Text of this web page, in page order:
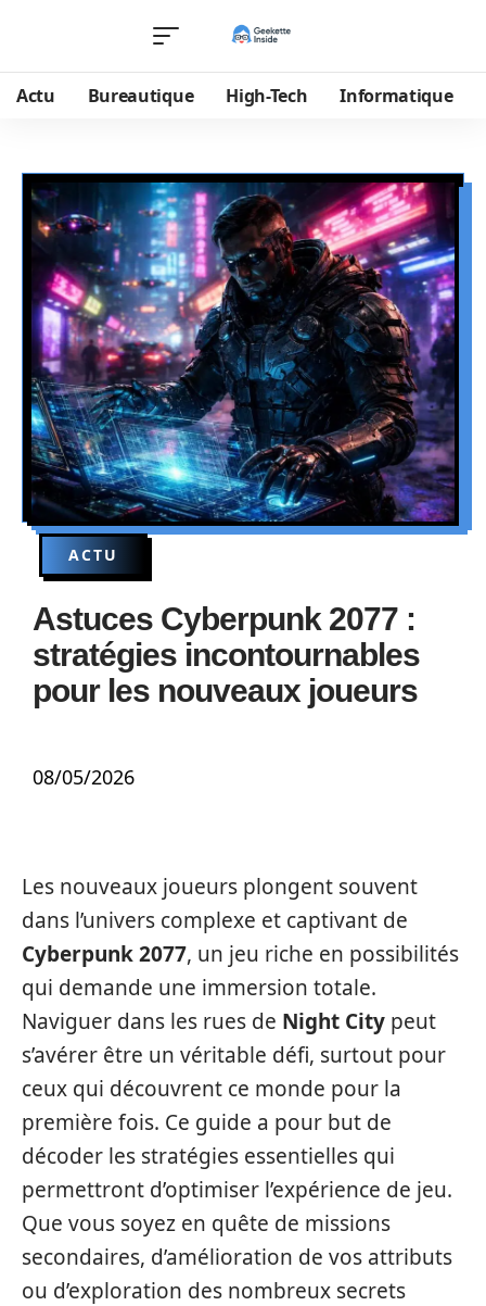
Actu Bureautique High-Tech Informatique
ACTU
Astuces Cyberpunk 2077 :
stratégies incontournables
pour les nouveaux joueurs
08/05/2026
Les nouveaux joueurs plongent souvent
dans l’univers complexe et captivant de
Cyberpunk 2077, un jeu riche en possibilités
qui demande une immersion totale.
Naviguer dans les rues de Night City peut
s’avérer être un véritable défi, surtout pour
ceux qui découvrent ce monde pour la
première fois. Ce guide a pour but de
décoder les stratégies essentielles qui
permettront d’optimiser l’expérience de jeu.
Que vous soyez en quête de missions
secondaires, d’amélioration de vos attributs
ou d’exploration des nombreux secrets